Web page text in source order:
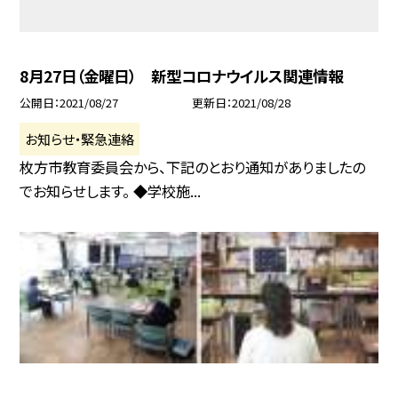
8月27日（金曜日） 新型コロナウイルス関連情報
公開日 2021/08/27 更新日 2021/08/28
お知らせ・緊急連絡
枚方市教育委員会から、下記のとおり通知がありましたの
でお知らせします。 ◆学校施...